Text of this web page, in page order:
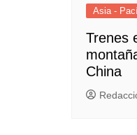
Asia -
Trenes
China